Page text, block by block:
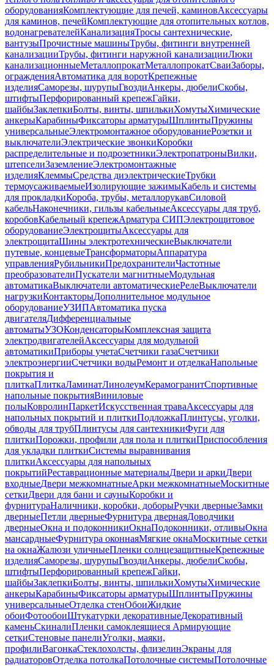
оборудованияКомплектующие для печей, каминовАксессуары
для каминов, печейКомплектующие для отопительных котлов,
водонагревателейКанализацияТросы сантехнические,
вантузыПрочистные машиныТрубы, фитинги внутренней
канализацииТрубы, фитинги наружной канализацииЛюки
канализационныеМеталлопрокатМеталлопрокатСваиЗаборы,
огражденияАвтоматика для воротКрепежные
изделияСаморезы, шурупыГвоздиАнкеры, дюбелиСкобы,
штифтыПерфорированный крепежГайки,
шайбыЗаклепкиБолты, винты, шпилькиХомутыХимические
анкерыКарабиныФиксаторы арматурыШплинтыПружины
универсальныеЭлектромонтажное оборудованиеРозетки и
выключателиЭлектрические звонкиКоробки
распределительные и подрозетникиЭлектропатроныВилки,
штепселиЗаземлениеЭлектромонтажные
изделияКлеммыСредства диэлектрическиеТрубки
термоусаживаемыеИзолирующие зажимыКабель и системы
для прокладкиКороба, трубы, металлорукавСиловой
кабельНаконечники, гильзы кабельныеАксессуары для труб,
коробовКабельный крепежАрматура СИПЭлектрощитовое
оборудованиеЭлектрощитыАксессуары для
электрощитаШины электротехническиеВыключатели
путевые, концевыеТрансформаторыАппаратура
управленияРубильникиПредохранителиЧастотные
преобразователиПускатели магнитныеМодульная
автоматикаВыключатели автоматическиеРелеВыключатели
нагрузкиКонтакторыДополнительное модульное
оборудованиеУЗИПАвтоматика пуска
двигателяДифференциальные
автоматыУЗОКонденсаторыКомплексная защита
электродвигателейАксессуары для модульной
автоматикиПриборы учетаСчетчики газаСчетчики
электроэнергииСчетчики водыРемонт и отделкаНапольные
покрытия и
плиткаПлиткаЛаминатЛинолеумКерамогранитСпортивные
напольные покрытияВиниловые
полыКовролинПаркетИскусственная траваАксессуары для
напольных покрытий и плиткиПодложкаПлинтусы, уголки,
обводы для трубПлинтусы для сантехникиФуги для
плиткиПорожки, профили для пола и плиткиПриспособления
для укладки плиткиСистемы выравнивания
плиткиАксессуары для напольных
покрытийРеставрационные материалыДвери и аркиДвери
входныеДвери межкомнатныеАрки межкомнатныеМоскитные
сеткиДвери для бани и сауныКоробки и
фурнитураНаличники, коробки, доборыРучки дверныеЗамки
дверныеПетли дверныеФурнитура двернаяДоводчики
дверныеОкна и подоконникиОкнаПодоконники, отливыОкна
мансардныеФурнитура оконнаяМягкие окнаМоскитные сетки
на окнаЖалюзи уличныеПленки солнцезащитныеКрепежные
изделияСаморезы, шурупыГвоздиАнкеры, дюбелиСкобы,
штифтыПерфорированный крепежГайки,
шайбыЗаклепкиБолты, винты, шпилькиХомутыХимические
анкерыКарабиныФиксаторы арматурыШплинтыПружины
универсальныеОтделка стенОбоиЖидкие
обоиФотообоиШтукатурки декоративныеДекоративный
каменьСкиналиПленки самоклеящиеся Армирующие
сеткиСтеновые панелиУголки, маяки,
профилиВагонкаСтеклохолсты, флизелинЭкраны для
радиаторовОтделка потолкаПотолочные системыПотолочные